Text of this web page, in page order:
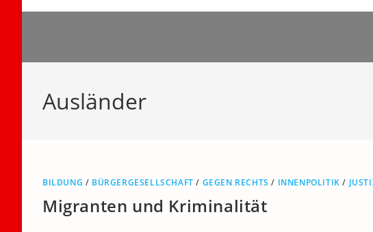
Ausländer
BILDUNG / BÜRGERGESELLSCHAFT / GEGEN RECHTS / INNENPOLITIK /
Migranten und Kriminalität